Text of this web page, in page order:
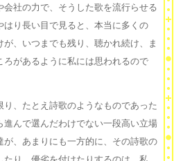
会社の力で、そうした歌を流行らせる
り長い目で見ると、本当に多くの
、いつまでも残り、聴かれ続け、ま
があるように私には思われるので
、たとえ詩歌のようなものであった
進んで選んだわけでない一段高い立場
が、あまりにも一方的に、その詩歌の